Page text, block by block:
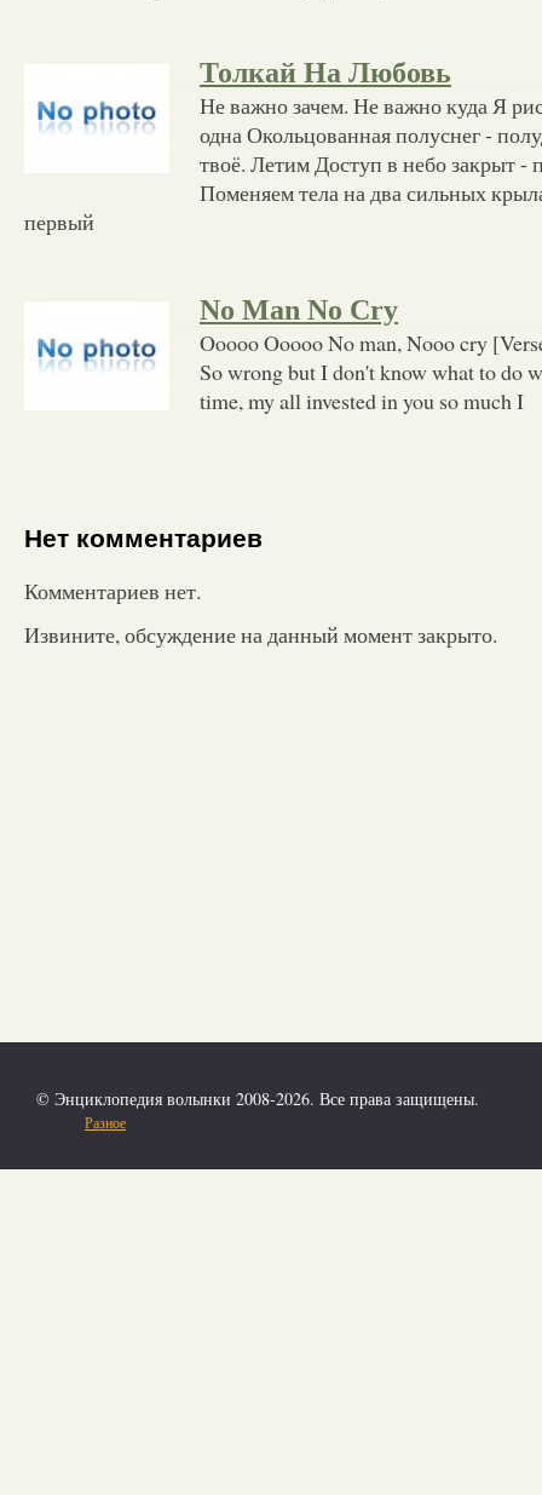
Толкай На Любовь
Не важно зачем. Не важно куда Я
одна Окольцованная полуснег -
твоё. Летим Доступ в небо закрыт -
Поменяем тела на два сильных
первый
No Man No Cry
Ooooo Ooooo No man, Nooo cry
So wrong but I don't know what to do
time, my all invested in you so much I
Нет комментариев
Комментариев нет.
Извините, обсуждение на данный момент закрыто.
© Энциклопедия волынки 2008-2026. Все права защищены.
Разное